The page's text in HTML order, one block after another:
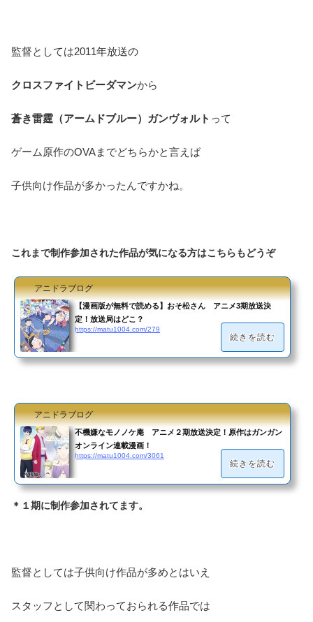
監督としては2011年放送の
クロスファイトビーダマンから
蒼き雷霆（アームドブルー）ガンヴォルト って
ゲーム原作のOVAまでどちらかと言えば
子供向け作品が多かったんですかね。
これまで制作参加された作品が気になる方はこちらもどうぞ
アニドラブログ
【漫画版が無料で読める】おそ松さん アニメ3期放送決
定！放送局はどこ？
https://matu1004.com/279
続きを読む
アニドラブログ
不機嫌なモノノケ庵 アニメ２期放送決定！原作はガンガン
オンライン連載漫画！
https://matu1004.com/3061
続きを読む
＊１期に制作参加されてます。
監督としては子供向け作品が多めとはいえ
スタッフとして関わっておられる作品では